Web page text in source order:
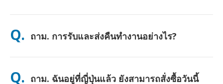
ตอบ. ใช่ครับ ไม่จำกัดอย่างแท้จริง และเราไม่ใช้เพดานนโยบายการ
ใช้ข้อมูลได้มากเท่าที่คุณต้องการตลอดทั้งวัน (เช่นเดียวกับเครือข่าย
มือถืออื่นๆ ความแออัดชั่วคราวของผู้ให้บริการอาจส่งผลต่อความเร็ว)
หากมีการลดความเร็วตามนโยบายเกิดขึ้น เราจะคืนเครดิตค่าเช่าให้
Q. ถาม. การรับและส่งคืนทำงานอย่างไร?
ตอบ. รับที่สนามบินหลัก หรือเลือกจัดส่งที่โรงแรม/บ้าน (มาถึงก่อน
หน้าให้—เพียงนำไปหย่อนที่ตู้ไปรษณีย์ใดก็ได้ในญี่ปุ่น ไม่ต้องใช้
Q. ถาม. ฉันอยู่ที่ญี่ปุ่นแล้ว ยังสามารถสั่งซื้อวันนี้